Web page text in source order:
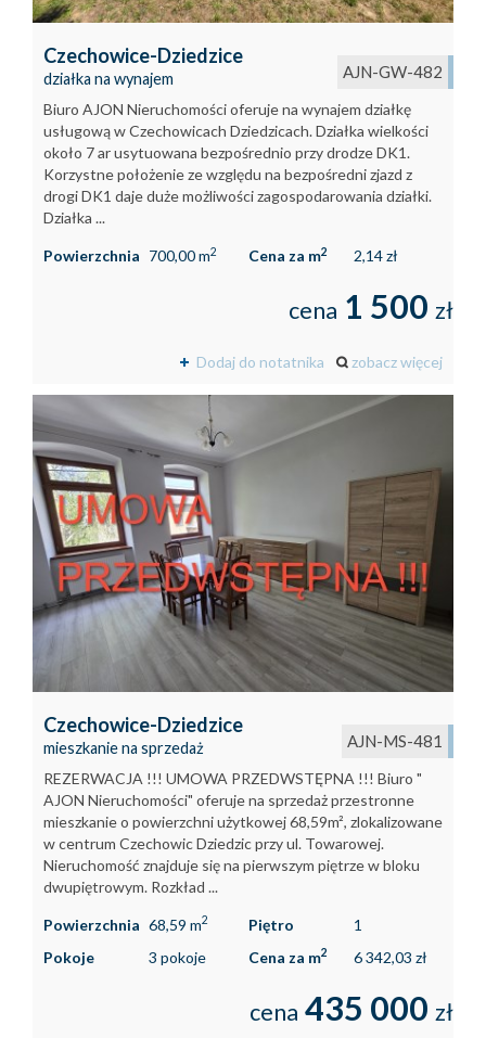
Czechowice-Dziedzice
działka na wynajem AJN-GW-482
Biuro AJON Nieruchomości oferuje na wynajem działkę
usługową w Czechowicach Dziedzicach. Działka wielkości
około 7 ar usytuowana bezpośrednio przy drodze DK1.
Korzystne położenie ze względu na bezpośredni zjazd z
drogi DK1 daje duże możliwości zagospodarowania działki.
Działka ...
Powierzchnia 700,00 m2 Cena za m2 2,14 zł
cena 1 500 zł
Dodaj do notatnika zobacz więcej
Czechowice-Dziedzice
mieszkanie na sprzedaż AJN-MS-481
REZERWACJA !!! UMOWA PRZEDWSTĘPNA !!! Biuro "
AJON Nieruchomości" oferuje na sprzedaż przestronne
mieszkanie o powierzchni użytkowej 68,59m², zlokalizowane
w centrum Czechowic Dziedzic przy ul. Towarowej.
Nieruchomość znajduje się na pierwszym piętrze w bloku
dwupiętrowym. Rozkład ...
Powierzchnia 68,59 m2 Piętro
1
Pokoje
3 pokoje Cena za m2 6 342,03 zł
cena 435 000 zł